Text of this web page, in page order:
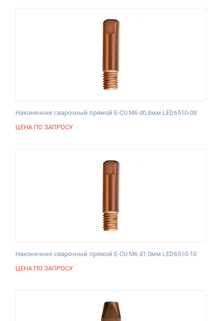
Наконечник сварочный прямой E-CU М6 d0,8мм LED6510-08
ЦЕНА ПО ЗАПРОСУ
Наконечник сварочный прямой E-CU М6 d1,0мм LED6510-10
ЦЕНА ПО ЗАПРОСУ